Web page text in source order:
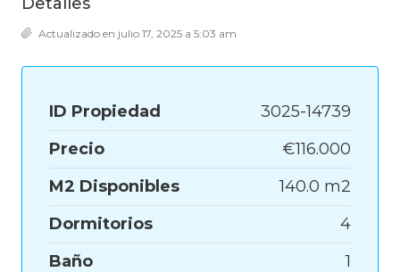
Actualizado en julio 17, 2025 a 5:03 am
ID Propiedad
3025-14739
Precio
€116.000
M2 Disponibles
140.0 m2
Dormitorios
4
Baño
1